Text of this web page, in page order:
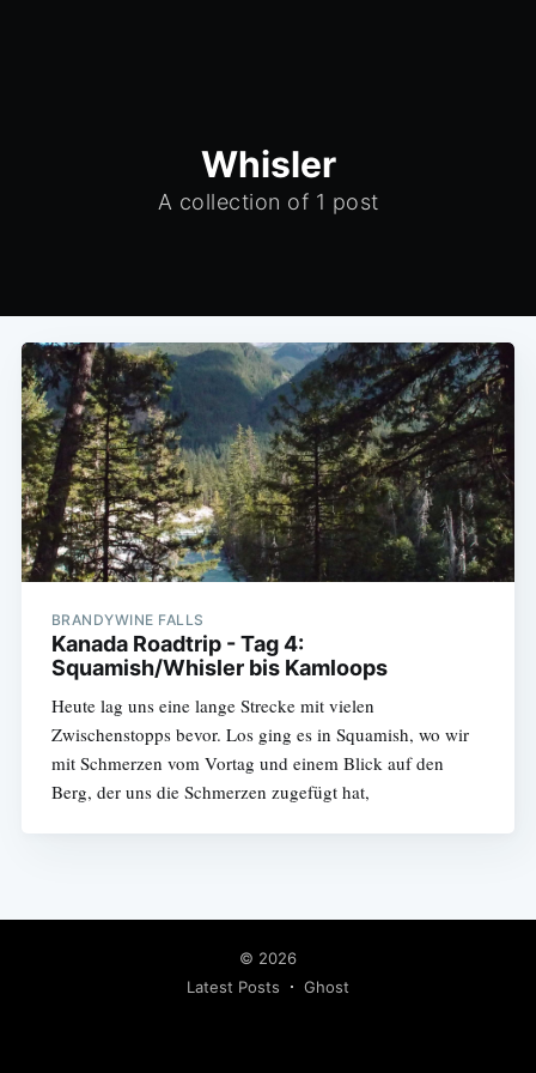
Whisler
A collection of 1 post
BRANDYWINE FALLS
Kanada Roadtrip - Tag 4:
Squamish/Whisler bis Kamloops
Heute lag uns eine lange Strecke mit vielen
Zwischenstopps bevor. Los ging es in Squamish, wo wir
mit Schmerzen vom Vortag und einem Blick auf den
Berg, der uns die Schmerzen zugefügt hat,
© 2026
Latest Posts
Ghost